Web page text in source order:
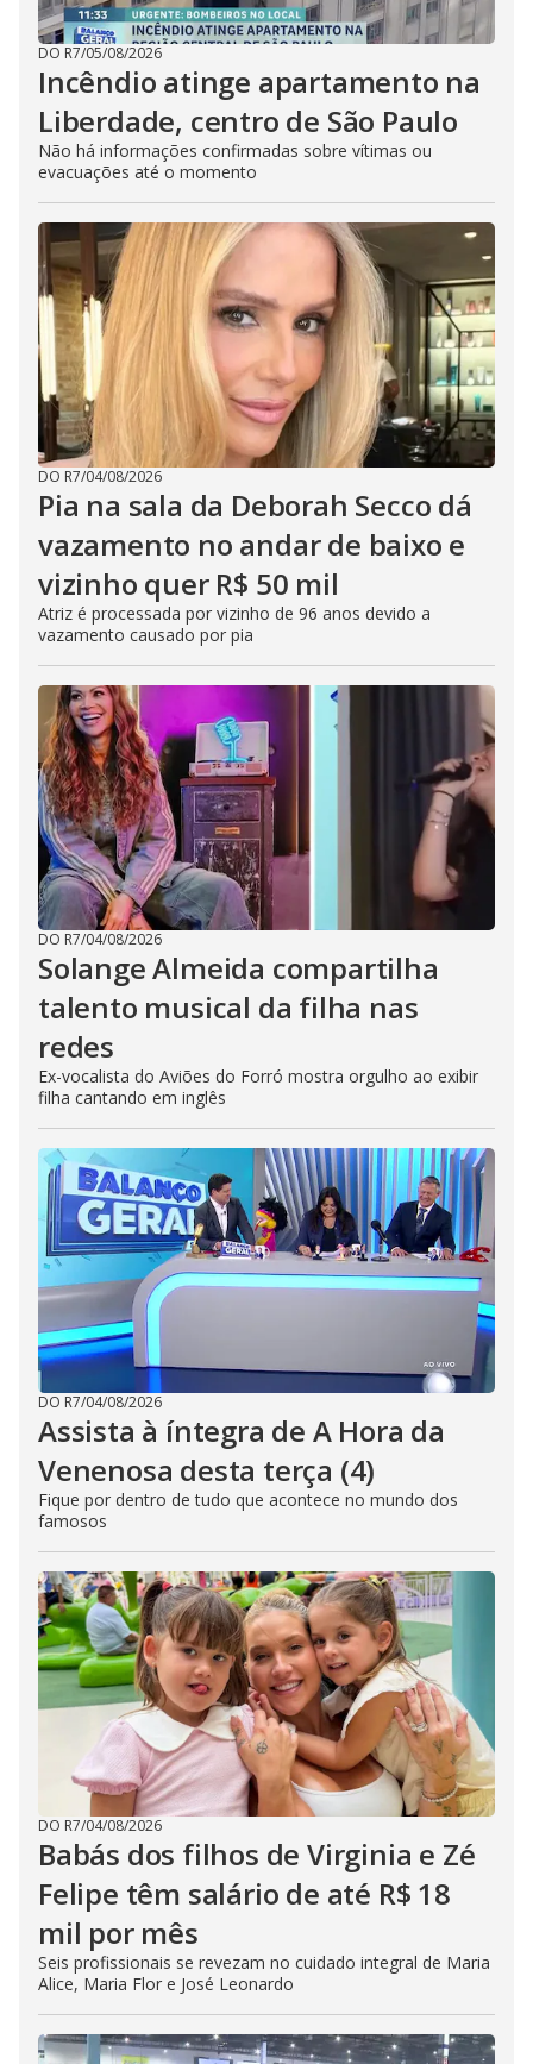
DO R7/05/08/2026
Incêndio atinge apartamento na
Liberdade, centro de São Paulo
Não há informações confirmadas sobre vítimas ou
evacuações até o momento
DO R7/04/08/2026
Pia na sala da Deborah Secco dá
vazamento no andar de baixo e
vizinho quer R$ 50 mil
Atriz é processada por vizinho de 96 anos devido a
vazamento causado por pia
DO R7/04/08/2026
Solange Almeida compartilha
talento musical da filha nas
redes
Ex-vocalista do Aviões do Forró mostra orgulho ao exibir
filha cantando em inglês
DO R7/04/08/2026
Assista à íntegra de A Hora da
Venenosa desta terça (4)
Fique por dentro de tudo que acontece no mundo dos
famosos
DO R7/04/08/2026
Babás dos filhos de Virginia e Zé
Felipe têm salário de até R$ 18
mil por mês
Seis profissionais se revezam no cuidado integral de Maria
Alice, Maria Flor e José Leonardo